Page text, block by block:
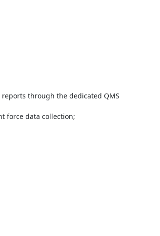
through the dedicated QMS
force data collection;